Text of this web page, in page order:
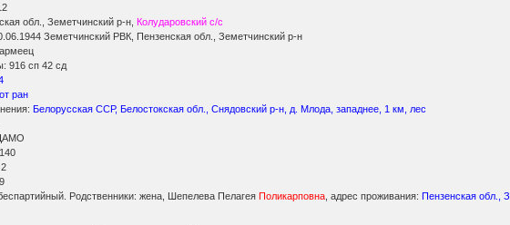
обл., Земетчинский р-н, Колударовский с/с
Земетчинский РВК, Пензенская обл., Земетчинский р-н
916 сп 42 сд
ран
Белорусская ССР, Белостокская обл., Снядовский р-н, д. Млода, западнее, 1 км, лес
Родственники: жена, Шепелева ПелагеяПоликарповна , адрес проживания:Пензенская обл.,